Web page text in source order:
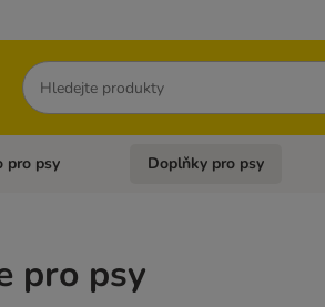
Hledat
Doplňky pro kočky
pro psy Otevřít menu: Krmivo pro psy
Doplňky pro psy
pro psy